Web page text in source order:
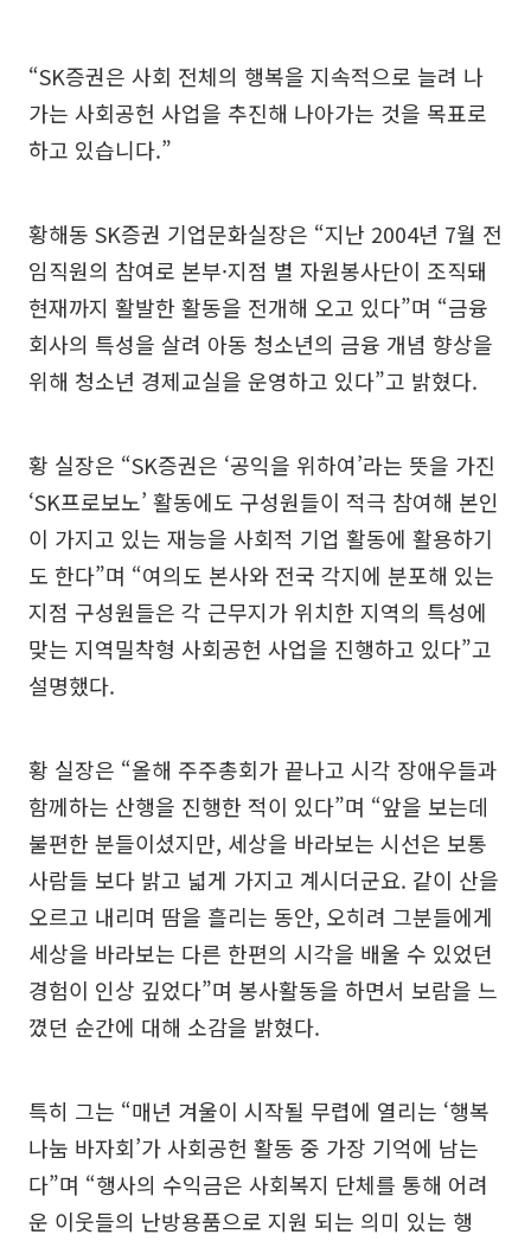
“SK증권은 사회 전체의 행복을 지속적으로 늘려 나
가는 사회공헌 사업을 추진해 나아가는 것을 목표로
하고 있습니다.”
황해동 SK증권 기업문화실장은 “지난 2004년 7월 전
임직원의 참여로 본부·지점 별 자원봉사단이 조직돼
현재까지 활발한 활동을 전개해 오고 있다”며 “금융
회사의 특성을 살려 아동 청소년의 금융 개념 향상을
위해 청소년 경제교실을 운영하고 있다”고 밝혔다.
황 실장은 “SK증권은 ‘공익을 위하여’라는 뜻을 가진
‘SK프로보노’ 활동에도 구성원들이 적극 참여해 본인
이 가지고 있는 재능을 사회적 기업 활동에 활용하기
도 한다”며 “여의도 본사와 전국 각지에 분포해 있는
지점 구성원들은 각 근무지가 위치한 지역의 특성에
맞는 지역밀착형 사회공헌 사업을 진행하고 있다”고
설명했다.
황 실장은 “올해 주주총회가 끝나고 시각 장애우들과
함께하는 산행을 진행한 적이 있다”며 “앞을 보는데
불편한 분들이셨지만, 세상을 바라보는 시선은 보통
사람들 보다 밝고 넓게 가지고 계시더군요. 같이 산을
오르고 내리며 땀을 흘리는 동안, 오히려 그분들에게
세상을 바라보는 다른 한편의 시각을 배울 수 있었던
경험이 인상 깊었다”며 봉사활동을 하면서 보람을 느
꼈던 순간에 대해 소감을 밝혔다.
특히 그는 “매년 겨울이 시작될 무렵에 열리는 ‘행복
나눔 바자회’가 사회공헌 활동 중 가장 기억에 남는
다”며 “행사의 수익금은 사회복지 단체를 통해 어려
운 이웃들의 난방용품으로 지원 되는 의미 있는 행